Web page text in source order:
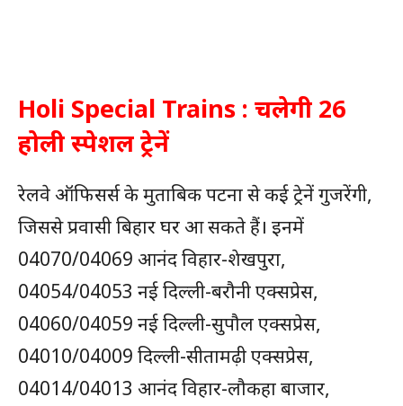
Holi Special Trains : चलेगी 26
होली स्पेशल ट्रेनें
रेलवे ऑफिसर्स के मुताबिक पटना से कई ट्रेनें गुजरेंगी,
जिससे प्रवासी बिहार घर आ सकते हैं। इनमें
04070/04069 आनंद विहार-शेखपुरा,
04054/04053 नई दिल्ली-बरौनी एक्सप्रेस,
04060/04059 नई दिल्ली-सुपौल एक्सप्रेस,
04010/04009 दिल्ली-सीतामढ़ी एक्सप्रेस,
04014/04013 आनंद विहार-लौकहा बाजार,